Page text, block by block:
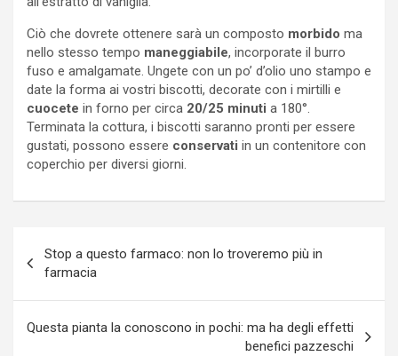
Ciò che dovrete ottenere sarà un composto morbido ma
nello stesso tempo maneggiabile, incorporate il burro
fuso e amalgamate. Ungete con un po’ d’olio uno stampo e
date la forma ai vostri biscotti, decorate con i mirtilli e
cuocete in forno per circa 20/25 minuti a 180°.
Terminata la cottura, i biscotti saranno pronti per essere
gustati, possono essere conservati in un contenitore con
coperchio per diversi giorni.
articoli
Stop a questo farmaco: non lo troveremo più in
farmacia
Questa pianta la conoscono in pochi: ma ha degli effetti
benefici pazzeschi